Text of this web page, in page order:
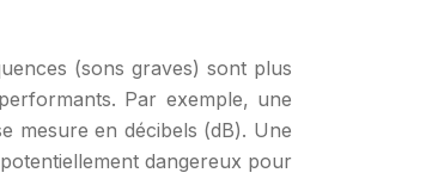
(sons graves) sont plus
Par exemple, une
mesure en décibels (dB). Une
dangereux pour